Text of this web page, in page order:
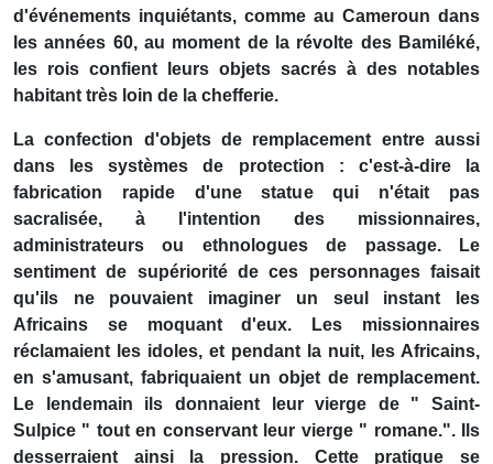
d'événements inquiétants, comme au Cameroun dans
les années 60, au moment de la révolte des Bamiléké,
les rois confient leurs objets sacrés à des notables
habitant très loin de la chefferie.
La confection d'objets de remplacement entre aussi
dans les systèmes de protection : c'est-à-dire la
fabrication rapide d'une statue qui n'était pas
sacralisée, à l'intention des missionnaires,
administrateurs ou ethnologues de passage. Le
sentiment de supériorité de ces personnages faisait
qu'ils ne pouvaient imaginer un seul instant les
Africains se moquant d'eux. Les missionnaires
réclamaient les idoles, et pendant la nuit, les Africains,
en s'amusant, fabriquaient un objet de remplacement.
Le lendemain ils donnaient leur vierge de " Saint-
Sulpice " tout en conservant leur vierge " romane.". Ils
desserraient ainsi la pression. Cette pratique se